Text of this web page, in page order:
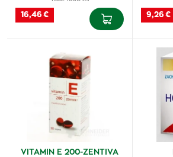
16,46 € 9,26 €
VITAMIN E 200-ZENTIVA